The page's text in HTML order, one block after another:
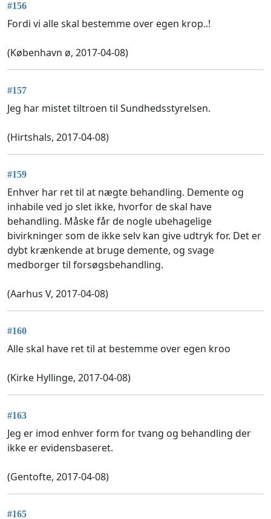
#156
Fordi vi alle skal bestemme over egen krop..!
(København ø, 2017-04-08)
#157
Jeg har mistet tiltroen til Sundhedsstyrelsen.
(Hirtshals, 2017-04-08)
#159
Enhver har ret til at nægte behandling. Demente og
inhabile ved jo slet ikke, hvorfor de skal have
behandling. Måske får de nogle ubehagelige
bivirkninger som de ikke selv kan give udtryk for. Det er
dybt krænkende at bruge demente, og svage
medborger til forsøgsbehandling.
(Aarhus V, 2017-04-08)
#160
Alle skal have ret til at bestemme over egen kroo
(Kirke Hyllinge, 2017-04-08)
#163
Jeg er imod enhver form for tvang og behandling der
ikke er evidensbaseret.
(Gentofte, 2017-04-08)
#165